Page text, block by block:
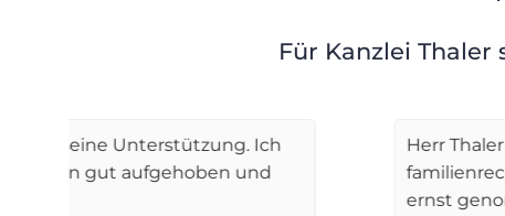
Für Kanzlei
Herr Thaler hat mich während meiner
familienrechtlicher Verfahren vertreten.
ernst genommen und gut beraten